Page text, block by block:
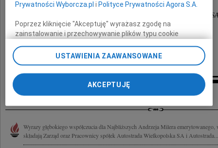
Zarząd i Pracownicy Autostrada Eksploatacja
Inne kondolencje
Wyrazy głębokiego współczucia dla Najbliższych Andrzeja Milera
składają Zarząd oraz Pracownicy spółek Autostrada Wielkopolska SA i Autostrada...
Prywatności Wyborcza.pl i Polityce Prywatności Agora S.A.
Poprzez kliknięcie "Akceptuję" wyrażasz zgodę na
zainstalowanie i przechowywanie plików typu cookie
na Twoim urządzeniu końcowym. Możesz też w każdej
chwili zmienić swoje preferencje dot. plików cookie,
ponownie wywołując narzędzie do zarządzania Twoimi
preferencjami dot. przetwarzania danych poprzez
odnośnik „Ustawienia prywatności” w stopce serwisu i
Zmiana ustawień plików cookie możliwa jest także za
pomocą ustawień przeglądarki.
My, nasi Zaufani Partnerzy i Agora S.A. możemy
USTAWIENIA ZAAWANSOWANE
AKCEPTUJĘ